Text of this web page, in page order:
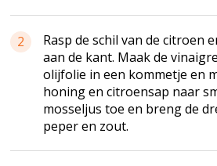
2
Rasp de schil van de citroen
aan de kant. Maak de
olijfolie in een kommetje en
honing en citroensap naar
mosseljus toe en breng de
peper en zout.